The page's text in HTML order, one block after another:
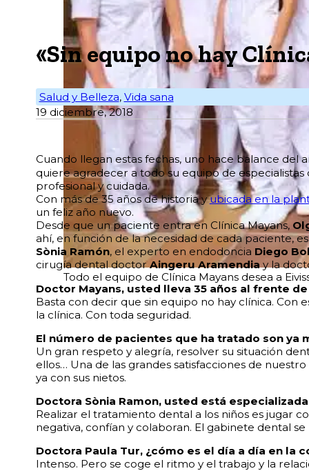
Todo el equipo de Clínica Mayans desea a
«Sin equipo no hay
Salud y Belleza, Vida sana
19 diciembre, 2018
Cuando llegan estas fechas, uno hace balance del
quiere agradecer a todo su equipo de
profesional y cuidada.
Con más de 35 años de historia yubicada en la
un feliz año nuevo.
Desde que un paciente entra en Clínica Mayans,
ahí, en función de la necesidad de cada paciente,
Sònia Ramón, el experto en endodoncia Diego
cirugía dental doctorAingeru Aramendiay la
Doctor Mayans, usted lleva 35 años al frente
Basta con decir que sin equipo no hay clínica.
la clínica. Con toda seguridad.
El número de pacientes que ha tratado son ya
Un gran respeto y alegría, resolver su situación
ellos… Una de las grandes satisfacciones de
ya con sus nietos.
Doctora Sònia Ramon, usted está
Realizar el tratamiento dental a los niños es jugar
negativa, confían y colaboran. El gabinete dental
Doctora Paula Tur, ¿cómo es el día a día en la
Intenso. Pero se coge el ritmo y el trabajo y la